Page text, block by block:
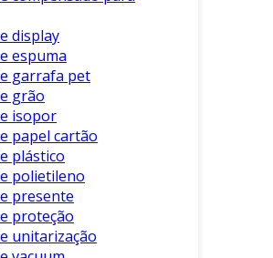
commerces.
: Comum em
e lojas, útil para
alimentícios e não
Alimentos
são projetadas para
dos alimentos, como
ou papéis para wrap.
: Utilizados para
display
espuma
garrafa pet
grão
isopor
papel cartão
plástico
polietileno
presente
proteção
unitarização